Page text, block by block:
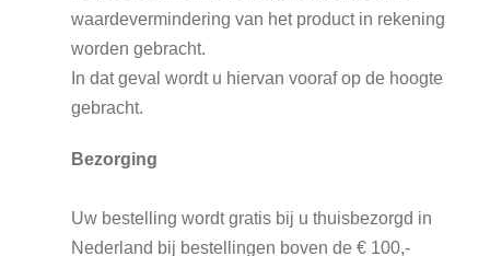
waardevermindering van het product in rekening
worden gebracht.
In dat geval wordt u hiervan vooraf op de hoogte
gebracht.
Bezorging
Uw bestelling wordt gratis bij u thuisbezorgd in
Nederland bij bestellingen boven de € 100,-